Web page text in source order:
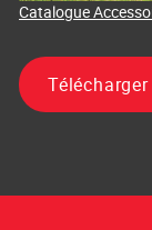
Catalogue